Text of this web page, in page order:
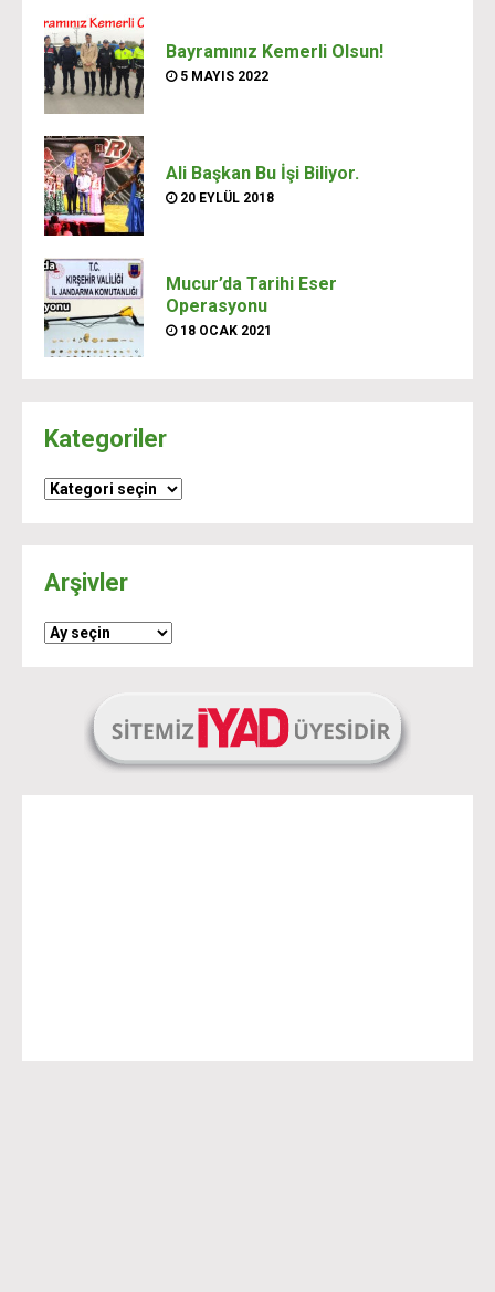
Bayramınız Kemerli Olsun!
5 MAYIS 2022
Ali Başkan Bu İşi Biliyor.
20 EYLÜL 2018
Mucur’da Tarihi Eser
Operasyonu
18 OCAK 2021
Kategoriler
Kategoriler
Arşivler
Arşivler